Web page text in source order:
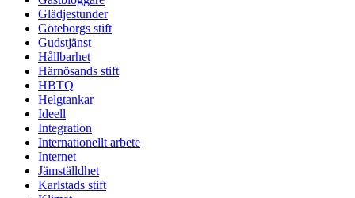
Glädjestunder
Göteborgs stift
Gudstjänst
Hållbarhet
Härnösands stift
HBTQ
Helgtankar
Ideell
Integration
Internationellt arbete
Internet
Jämställdhet
Karlstads stift